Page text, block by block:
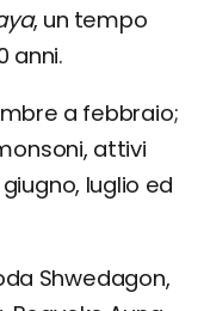
, un tempo
anni.
a febbraio;
attivi
luglio ed
Shwedagon,